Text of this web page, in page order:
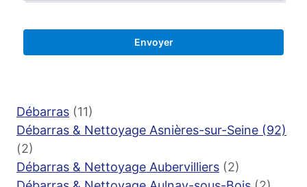
Débarras (11)
Débarras & Nettoyage Asnières-sur-Seine (92)
(2)
Débarras & Nettoyage Aubervilliers (2)